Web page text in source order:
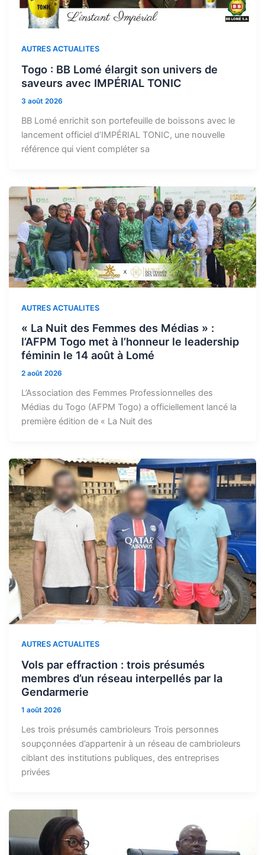
AUTRES ACTUALITES
Togo : BB Lomé élargit son univers de
saveurs avec IMPÉRIAL TONIC
3 août 2026
BB Lomé enrichit son portefeuille de boissons avec le
lancement officiel d’IMPÉRIAL TONIC, une nouvelle
référence qui vient compléter sa
AUTRES ACTUALITES
« La Nuit des Femmes des Médias » :
l’AFPM Togo met à l’honneur le leadership
féminin le 14 août à Lomé
2 août 2026
L’Association des Femmes Professionnelles des
Médias du Togo (AFPM Togo) a officiellement lancé la
première édition de « La Nuit des
AUTRES ACTUALITES
Vols par effraction : trois présumés
membres d’un réseau interpellés par la
Gendarmerie
1 août 2026
Les trois présumés cambrioleurs Trois personnes
soupçonnées d’appartenir à un réseau de cambrioleurs
ciblant des institutions publiques, des entreprises
privées